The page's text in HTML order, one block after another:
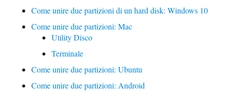
Come unire due partizioni di un hard disk: Windows 10
Come unire due partizioni: Mac
Utility Disco
Terminale
Come unire due partizioni: Ubuntu
Come unire due partizioni: Android